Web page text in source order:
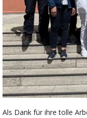
Als Dank für ihre tolle